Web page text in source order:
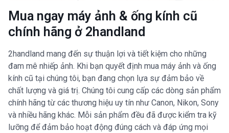
Mua ngay máy ảnh & ống kính cũ
chính hãng ở 2handland
2handland mang đến sự thuận lợi và tiết kiệm cho những
đam mê nhiếp ảnh. Khi bạn quyết định mua máy ảnh và ống
kính cũ tại chúng tôi, bạn đang chọn lựa sự đảm bảo về
chất lượng và giá trị. Chúng tôi cung cấp các dòng sản phẩm
chính hãng từ các thương hiệu uy tín như Canon, Nikon, Sony
và nhiều hãng khác. Mỗi sản phẩm đều đã được kiểm tra kỹ
lưỡng để đảm bảo hoạt động đúng cách và đáp ứng mọi